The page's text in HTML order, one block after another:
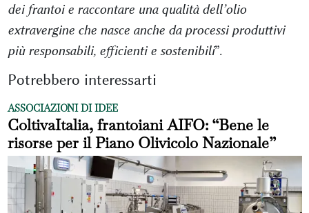
dei frantoi e raccontare una qualità dell’olio
extravergine che nasce anche da processi produttivi
più responsabili, efficienti e sostenibili”.
Potrebbero interessarti
ASSOCIAZIONI DI IDEE
ColtivaItalia, frantoiani AIFO: “Bene le
risorse per il Piano Olivicolo Nazionale”